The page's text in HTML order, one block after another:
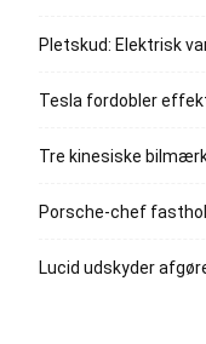
Pletskud: Elektrisk
Tesla fordobler
Tre kinesiske
Porsche-chef
Lucid udskyder